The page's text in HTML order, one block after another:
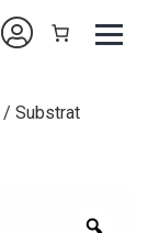
/ Substrat